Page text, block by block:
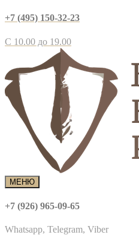
+7 (495) 150-32-23
С 10.00 до 19.00
МЕНЮ
+7 (926) 965-09-65
Whatsapp, Telegram, Viber